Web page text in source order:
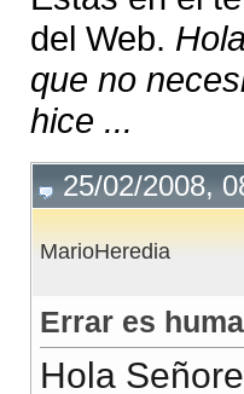
del Web.
que no
hice ...
25/02/2008,
MarioHeredia
Errar es
Hola